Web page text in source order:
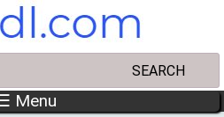
Menu